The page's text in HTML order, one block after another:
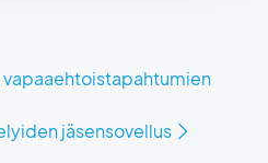
jäsensovellus